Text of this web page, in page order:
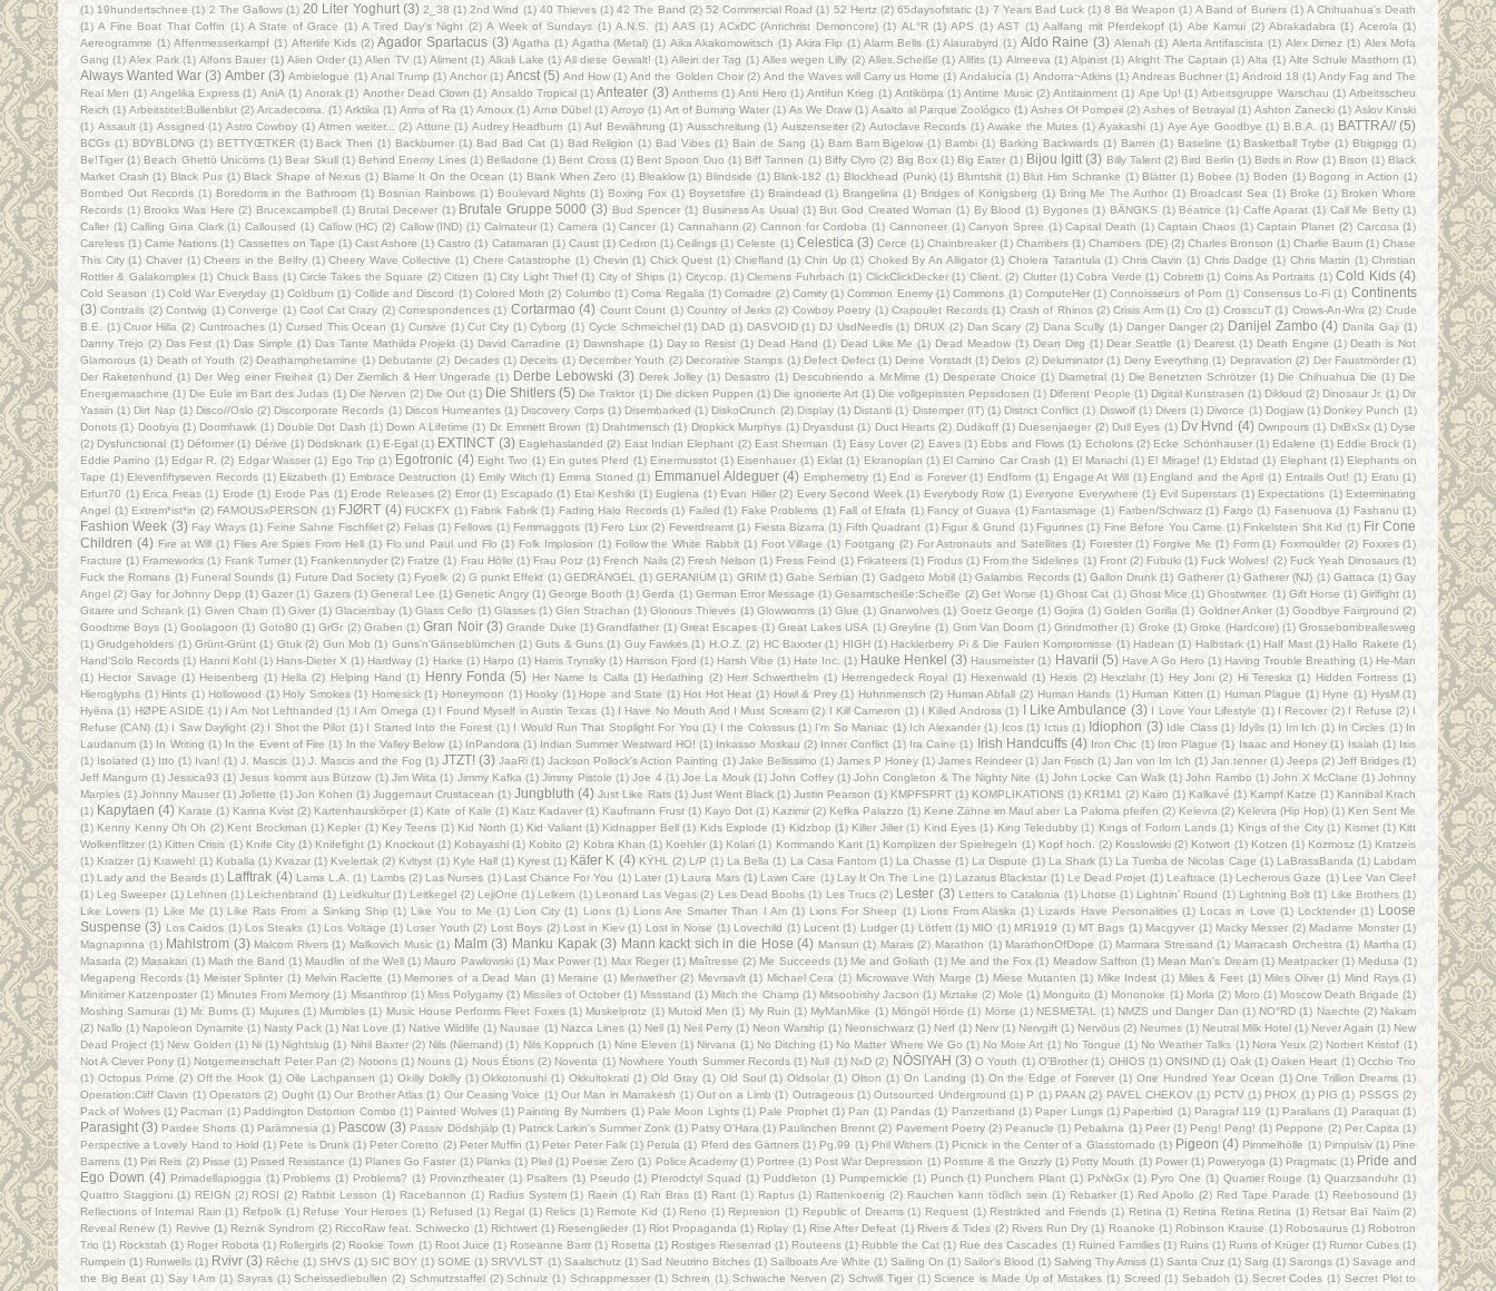
(1) 19hundertschnee (1) 2 The Gallows (1) 20 Liter Yoghurt (3) 2_38 (1) 2nd Wind (1) 40 Thieves (1) 42 The Band (2) 52 Commercial Road (1) 52 Hertz (2) 65daysofstatic (1) 7 Years Bad Luck (1) 8 Bit Weapon (1) A Band of Buriers (1) A Chihuahua's Death
(1) A Fine Boat That Coffin (1) A State of Grace (1) A Tired Day's Night (2) A Week of Sundays (1) A.N.S. (1) AAS (1) ACxDC (Antichrist Demoncore) (1) AL°R (1) APS (1) AST (1) Aalfang mit Pferdekopf (1) Abe Kamui (2) Abrakadabra (1) Acerola (1)
Aereogramme (1) Affenmesserkampf (1) Afterlife Kids (2) Agador Spartacus (3) Agatha (1) Agatha (Metal) (1) Aika Akakomowitsch (1) Akira Flip (1) Alarm Bells (1) Alaurabyrd (1) Aldo Raine (3) Alenah (1) Alerta Antifascista (1) Alex Dimez (1) Alex Mofa
Gang (1) Alex Park (1) Alfons Bauer (1) Alien Order (1) Alien TV (1) Aliment (1) Alkali Lake (1) All diese Gewalt! (1) Allein der Tag (1) Alles wegen Lilly (2) Alles.Scheiße (1) Allfits (1) Almeeva (1) Alpinist (1) Alright The Captain (1) Alta (1) Alte Schule Masthorn (1)
Always Wanted War (3) Amber (3) Ambielogue (1) Anal Trump (1) Anchor (1) Ancst (5) And How (1) And the Golden Choir (2) And the Waves will Carry us Home (1) Andalucía (1) Andorra~Atkins (1) Andreas Buchner (1) Android 18 (1) Andy Fag and The
Real Men (1) Angelika Express (1) AniA (1) Anorak (1) Another Dead Clown (1) Ansaldo Tropical (1) Anteater (3) Anthems‎ (1) Anti Hero (1) Antifun Krieg (1) Antikörpa (1) Antime Music (2) Antitainment (1) Ape Up! (1) Arbeitsgruppe Warschau (1) Arbeitsscheu
Reich (1) Arbeitstitel:Bullenblut (2) Arcadecoma. (1) Arktika (1) Arms of Ra (1) Arnoux (1) Arnø Dübel (1) Arroyo (1) Art of Burning Water (1) As We Draw (1) Asalto al Parque Zoológico (1) Ashes Of Pompeii (2) Ashes of Betrayal (1) Ashton Zanecki (1) Aslov Kinski
(1) Assault‎ (1) Assigned (1) Astro Cowboy (1) Atmen weiter... (2) Attune (1) Audrey Headburn (1) Auf Bewährung (1) Ausschreitung (1) Auszenseiter (2) Autoclave Records (1) Awake the Mutes (1) Ayakashi (1) Aye Aye Goodbye (1) B.B.A. (1) BATTRA// (5)
BCGs (1) BDYBLDNG (1) BETTYŒTKER (1) Back Then (1) Backburner (1) Bad Bad Cat (1) Bad Religion (1) Bad Vibes (1) Bain de Sang (1) Bam Bam Bigelow (1) Bambi (1) Barking Backwards (1) Barren (1) Baseline (1) Basketball Trybe (1) Bbigpigg (1)
Be!Tiger (1) Beach Ghettö Unicörns (1) Bear Skull (1) Behind Enemy Lines (1) Belladone (1) Bent Cross (1) Bent Spoon Duo (1) Biff Tannen (1) Biffy Clyro (2) Big Box (1) Big Eater (1) Bijou Igitt (3) Billy Talent (2) Bird Berlin (1) Birds in Row (1) Bison (1) Black
Market Crash (1) Black Pus (1) Black Shape of Nexus (1) Blame It On the Ocean (1) Blank When Zero (1) Bleaklow (1) Blindside (1) Blink-182 (1) Blockhead (Punk) (1) Bluntshit (1) Blut Hirn Schranke (1) Blätter (1) Bobee (1) Boden (1) Bogong in Action (1)
Bombed Out Records (1) Boredoms in the Bathroom (1) Bosnian Rainbows (1) Boulevard Nights (1) Boxing Fox (1) Boysetsfire (1) Braindead (1) Brangelina (1) Bridges of Königsberg (1) Bring Me The Author (1) Broadcast Sea (1) Broke (1) Broken Whore
Records (1) Brooks Was Here (2) Brucexcampbell (1) Brutal Deceiver (1) Brutale Gruppe 5000 (3) Bud Spencer (1) Business As Usual (1) But God Created Woman (1) By Blood (1) Bygones (1) BÄNGKS (1) Béatrice (1) Caffe Aparat (1) Call Me Betty (1)
Caller (1) Calling Gina Clark (1) Calloused (1) Callow (HC) (2) Callow (IND) (1) Calmateur (1) Camera (1) Cancer (1) Cannahann (2) Cannon for Cordoba (1) Cannoneer (1) Canyon Spree (1) Capital Death‎ (1) Captain Chaos (1) Captain Planet (2) Carcosa (1)
Careless (1) Carrie Nations (1) Cassettes on Tape (1) Cast Ashore (1) Castro (1) Catamaran (1) Caust (1) Cedron (1) Ceilings (1) Celeste (1) Celestica (3) Cerce (1) Chainbreaker (1) Chambers (1) Chambers (DE) (2) Charles Bronson (1) Charlie Baum (1) Chase
This City (1) Chaver (1) Cheers in the Belfry (1) Cheery Wave Collective (1) Chere Catastrophe (1) Chevin (1) Chick Quest (1) Chiefland (1) Chin Up (1) Choked By An Alligator (1) Cholera Tarantula (1) Chris Clavin (1) Chris Dadge (1) Chris Martin (1) Christian
Rottler & Galakomplex (1) Chuck Bass (1) Circle Takes the Square (2) Citizen (1) City Light Thief (1) City of Ships (1) Citycop. (1) Clemens Fuhrbach (1) ClickClickDecker (1) Client. (2) Clutter (1) Cobra Verde (1) Cobretti (1) Coins As Portraits (1) Cold Kids (4)
Cold Season (1) Cold War Everyday (1) Coldburn (1) Collide and Discord (1) Colored Moth (2) Columbo (1) Coma Regalia (1) Comadre (2) Comity (1) Common Enemy (1) Commons (1) ComputeHer (1) Connoisseurs of Porn (1) Consensus Lo-Fi (1) Continents
(3) Contrails (2) Contwig (1) Converge (1) Cool Cat Crazy (2) Correspondences (1) Cortarmao (4) Count Count (1) Country of Jerks (2) Cowboy Poetry (1) Crapoulet Records (1) Crash of Rhinos (2) Crisis Arm (1) Cro (1) CrosscuT (1) Crows-An-Wra (2) Crude
B.E.
(1) Cruor Hilla (2) Cuntroaches (1) Cursed This Ocean (1) Cursive (1) Cut City (1) Cyborg (1) Cycle Schmeichel (1) DAD (1) DASVOID (1) DJ UsdNeedls (1) DRUX (2) Dan Scary (2) Dana Scully (1) Danger Danger (2) Danijel Zambo (4) Danila Gaji (1)
Danny Trejo (2) Das Fest (1) Das Simple (1) Das Tante Mathilda Projekt (1) David Carradine (1) Dawnshape (1) Day to Resist (1) Dead Hand (1) Dead Like Me (1) Dead Meadow (1) Dean Dirg (1) Dear Seattle (1) Dearest (1) Death Engine (1) Death is Not
Glamorous (1) Death of Youth (2) Deathamphetamine (1) Debutante (2) Decades (1) Deceits (1) December Youth (2) Decorative Stamps (1) Defect Defect (1) Deine Vorstadt (1) Delos (2) Deluminator (1) Deny Everything (1) Depravation (2) Der Faustmörder (1)
Der Raketenhund (1) Der Weg einer Freiheit (1) Der Ziemlich & Herr Ungerade (1) Derbe Lebowski (3) Derek Jolley (1) Desastro (1) Descubriendo a Mr.Mime (1) Desperate Choice (1) Diametral (1) Die Benetzten Schrötzer (1) Die Chihuahua Die (1) Die
Energiemaschine (1) Die Eule im Bart des Judas (1) Die Nerven (2) Die Out (1) Die Shitlers (5) Die Traktor (1) Die dicken Puppen (1) Die ignorierte Art (1) Die vollgepissten Pepsidosen (1) Diferent People (1) Digital Kunstrasen (1) Dikloud (2) Dinosaur Jr. (1) Dir
Yassin (1) Dirt Nap (1) Disco//Oslo (2) Discorporate Records (1) Discos Humeantes (1) Discovery Corps (1) Disembarked (1) DiskoCrunch (2) Display (1) Distanti (1) Distemper (IT) (1) District Conflict (1) Diswolf (1) Divers (1) Divorce (1) Dogjaw (1) Donkey Punch (1)
Donots (1) Doobyis (1) Doomhawk (1) Double Dot Dash (1) Down A Lifetime (1) Dr. Emmett Brown (1) Drahtmensch (1) Dropkick Murphys (1) Dryasdust (1) Duct Hearts (2) Dudikoff (1) Duesenjaeger (2) Dull Eyes (1) Dv Hvnd (4) Dwnpours (1) DxBxSx (1) Dyse
(2) Dysfunctional (1) Déformer (1) Dérive (1) Dödsknark (1) E-Egal (1) EXTINCT (3) Eaglehaslanded (2) East Indian Elephant (2) East Sherman (1) Easy Lover (2) Eaves (1) Ebbs and Flows (1) Echolons (2) Ecke Schönhauser (1) Edalene (1) Eddie Brock (1)
Eddie Parrino (1) Edgar R. (2) Edgar Wasser (1) Ego Trip (1) Egotronic (4) Eight Two (1) Ein gutes Pferd (1) Einermusstot (1) Eisenhauer (1) Eklat (1) Ekranoplan (1) El Camino Car Crash (1) El Mariachi (1) El Mirage! (1) Eldstad (1) Elephant (1) Elephants on
Tape (1) Elevenfiftyseven Records (1) Elizabeth (1) Embrace Destruction (1) Emily Witch (1) Emma Stoned (1) Emmanuel Aldeguer (4) Emphemetry (1) End is Forever (1) Endform (1) Engage At Will (1) England and the April (1) Entrails Out! (1) Eratu (1)
Erfurt70 (1) Erica Freas (1) Erode (1) Erode Pas (1) Erode Releases (2) Error (1) Escapado (1) Etai Keshiki (1) Euglena (1) Evan Hiller (2) Every Second Week (1) Everybody Row (1) Everyone Everywhere (1) Evil Superstars (1) Expectations (1) Exterminating
Angel (1) Extrem*ist*in (2) FAMOUSxPERSON (1) FJØRT (4) FUCKFX (1) Fabrik Fabrik (1) Fading Halo Records (1) Failed (1) Fake Problems (1) Fall of Efrafa (1) Fancy of Guava (1) Fantasmage (1) Farben/Schwarz (1) Fargo (1) Fasenuova (1) Fashanu (1)
Fashion Week (3) Fay Wrays (1) Feine Sahne Fischfilet (2) Felias (1) Fellows (1) Femmaggots (1) Fero Lux (2) Feverdreamt (1) Fiesta Bizarra (1) Fifth Quadrant (1) Figur & Grund (1) Figurines (1) Fine Before You Came (1) Finkelstein Shit Kid (1) Fir Cone
Children (4) Fire at Will (1) Flies Are Spies From Hell (1) Flo und Paul und Flo (1) Folk Implosion (1) Follow the White Rabbit (1) Foot Village (1) Footgang (2) For Astronauts and Satellites (1) Forester (1) Forgive Me (1) Form (1) Foxmoulder (2) Foxxes (1)
Fracture (1) Frameworks (1) Frank Turner (1) Frankensnyder (2) Fratze (1) Frau Hölle (1) Frau Potz (1) French Nails (2) Fresh Nelson (1) Fress Feind (1) Frikateers (1) Frodus (1) From the Sidelines (1) Front (2) Fubuki (1) Fuck Wolves! (2) Fuck Yeah Dinosaurs (1)
Fuck the Romans (1) Funeral Sounds (1) Future Dad Society (1) Fyoelk (2) G punkt Effekt (1) GEDRÄNGEL (1) GERANIÜM (1) GRIM (1) Gabe Serbian (1) Gadgeto Mobil (1) Galambis Records (1) Gallon Drunk (1) Gatherer (1) Gatherer (NJ) (1) Gattaca (1) Gay
Angel (2) Gay for Johnny Depp (1) Gazer (1) Gazers (1) General Lee (1) Genetic Angry‎ (1) George Booth (1) Gerda (1) German Error Message (1) Gesamtscheiße:Scheiße (2) Get Worse (1) Ghost Cat (1) Ghost Mice (1) Ghostwriter. (1) Gift Horse (1) Girlfight (1)
Gitarre und Schrank (1) Given Chain (1) Giver (1) Glaciersbay (1) Glass Cello (1) Glasses (1) Glen Strachan (1) Glorious Thieves (1) Glowworms (1) Glue (1) Gnarwolves (1) Goetz George (1) Gojira (1) Golden Gorilla (1) Goldner Anker (1) Goodbye Fairground (2)
Goodtime Boys (1) Goolagoon (1) Goto80 (1) GrGr (2) Graben (1) Gran Noir (3) Grande Duke (1) Grandfather (1) Great Escapes (1) Great Lakes USA (1) Greyline (1) Grim Van Doom (1) Grindmother (1) Groke (1) Groke (Hardcore) (1) Grossebombeallesweg
(1) Grudgeholders (1) Grünt-Grünt (1) Gtuk (2) Gun Mob (1) Guns'n'Gänseblümchen (1) Guts & Guns (1) Guy Fawkes (1) H.O.Z. (2) HC Baxxter (1) HIGH (1) Hacklerberry Pi & Die Faulen Kompromisse (1) Hadean (1) Halbstark (1) Half Mast (1) Hallo Rakete (1)
Hand'Solo Records (1) Hanni Kohl (1) Hans-Dieter X (1) Hardway (1) Harke (1) Harpo (1) Harris Trynsky (1) Harrison Fjord (1) Harsh Vibe (1) Hate Inc. (1) Hauke Henkel (3) Hausmeister (1) Havarii (5) Have A Go Hero (1) Having Trouble Breathing (1) He-Man
(1) Hector Savage (1) Heisenberg (1) Hella (2) Helping Hand (1) Henry Fonda (5) Her Name Is Calla (1) Herlathing (2) Herr Schwerthelm (1) Herrengedeck Royal (1) Hexenwald (1) Hexis (2) Hexzlahr (1) Hey Joni (2) Hi Tereska (1) Hidden Fortress (1)
Hieroglyphs (1) Hints (1) Hollowood (1) Holy Smokes (1) Homesick (1) Honeymoon (1) Hooky (1) Hope and State (1) Hot Hot Heat (1) Howl & Prey (1) Huhnmensch (2) Human Abfall (2) Human Hands (1) Human Kitten (1) Human Plague (1) Hyne (1) HysM (1)
Hyëna (1) HØPE ASIDE (1) I Am Not Lefthanded (1) I Am Omega (1) I Found Myself in Austin Texas (1) I Have No Mouth And I Must Scream (2) I Kill Cameron (1) I Killed Andross (1) I Like Ambulance (3) I Love Your Lifestyle (1) I Recover (2) I Refuse (2) I
Refuse (CAN) (1) I Saw Daylight (2) I Shot the Pilot (1) I Started Into the Forest (1) I Would Run That Stoplight For You (1) I the Colossus (1) I'm So Maniac (1) Ich Alexander (1) Icos (1) Ictus (1) Idiophon (3) Idle Class (1) Idylls (1) Im Ich (1) In Circles (1) In
Laudanum (1) In Writing (1) In the Event of Fire (1) In the Valley Below (1) InPandora (1) Indian Summer Westward HO! (1) Inkasso Moskau (2) Inner Conflict (1) Ira Caine (1) Irish Handcuffs (4) Iron Chic (1) Iron Plague (1) Isaac and Honey (1) Isaiah (1) Isis
(1) Isolated (1) Itto (1) Ivan! (1) J. Mascis (1) J. Mascis and the Fog (1) JTZT! (3) JaaRi (1) Jackson Pollock's Action Painting (1) Jake Bellissimo (1) James P Honey (1) James Reindeer (1) Jan Frisch (1) Jan von Im Ich (1) Jan.tenner (1) Jeeps (2) Jeff Bridges (1)
Jeff Mangum (1) Jessica93 (1) Jesus kommt aus Bützow (1) Jim Wiita (1) Jimmy Kafka (1) Jimmy Pistole (1) Joe 4 (1) Joe La Mouk (1) John Coffey (1) John Congleton & The Nighty Nite (1) John Locke Can Walk (1) John Rambo (1) John X McClane (1) Johnny
Marples (1) Johnny Mauser (1) Joliette (1) Jon Kohen (1) Juggernaut Crustacean (1) Jungbluth (4) Just Like Rats (1) Just Went Black (1) Justin Pearson (1) KMPFSPRT (1) KOMPLIKATIONS (1) KR1M1 (2) Kairo (1) Kalkavé (1) Kampf Katze (1) Kannibal Krach
(1) Kapytaen (4) Karate (1) Karina Kvist (2) Kartenhauskörper (1) Kate of Kale (1) Katz Kadaver (1) Kaufmann Frust (1) Kayo Dot (1) Kazimir (2) Kefka Palazzo (1) Keine Zähne im Maul aber La Paloma pfeifen (2) Kelevra (2) Kelevra (Hip Hop) (1) Ken Sent Me
(1) Kenny Kenny Oh Oh (2) Kent Brockman (1) Kepler (1) Key Teens (1) Kid North (1) Kid Valiant (1) Kidnapper Bell (1) Kids Explode (1) Kidzbop (1) Killer Jiller (1) Kind Eyes (1) King Teledubby (1) Kings of Forlorn Lands (1) Kings of the City (1) Kismet (1) Kitt
Wolkenflitzer (1) Kitten Crisis (1) Knife City (1) Knifefight (1) Knockout (1) Kobayashi (1) Kobito (2) Kobra Khan (1) Koehler (1) Kolari (1) Kommando Kant (1) Komplizen der Spielregeln (1) Kopf hoch. (2) Kosslowski (2) Kotwort (1) Kotzen (1) Kozmosz (1) Kratzeis
(1) Kratzer (1) Krawehl (1) Kuballa (1) Kvazar (1) Kvelertak (2) Kvltyst (1) Kyle Hall (1) Kyrest (1) Käfer K (4) KŸHL (2) L/P‎ (1) La Bella (1) La Casa Fantom (1) La Chasse (1) La Dispute (1) La Shark (1) La Tumba de Nicolas Cage (1) LaBrassBanda (1) Labdam
(1) Lady and the Beards‎ (1) Lafftrak (4) Lama L.A. (1) Lambs (2) Las Nurses (1) Last Chance For You (1) Later (1) Laura Mars (1) Lawn Care (1) Lay It On The Line (1) Lazarus Blackstar (1) Le Dead Projet (1) Leaftrace (1) Lecherous Gaze (1) Lee Van Cleef
(1) Leg Sweeper (1) Lehnen (1) Leichenbrand (1) Leidkultur (1) Leitkegel (2) LejiOne (1) Lelkem (1) Leonard Las Vegas (2) Les Dead Boobs (1) Les Trucs (2) Lester (3) Letters to Catalonia (1) Lhotse (1) Lightnin' Round (1) Lightning Bolt (1) Like Brothers (1)
Like Lovers (1) Like Me‎ (1) Like Rats From a Sinking Ship (1) Like You to Me (1) Lion City (1) Lions (1) Lions Are Smarter Than I Am (1) Lions For Sheep (1) Lions From Alaska (1) Lizards Have Personalities (1) Locas in Love (1) Locktender (1) Loose
Suspense (3) Los Caidos (1) Los Steaks (1) Los Voltage (1) Loser Youth (2) Lost Boys (2) Lost in Kiev (1) Lost in Noise (1) Lovechild (1) Lucent (1) Ludger (1) Lötfett (1) MIO (1) MR1919 (1) MT Bags (1) Macgyver (1) Macky Messer (2) Madame Monster (1)
Magnapinna (1) Mahlstrom (3) Malcom Rivers (1) Malkovich Music (1) Malm (3) Manku Kapak (3) Mann kackt sich in die Hose (4) Mansun (1) Marais (2) Marathon (1) MarathonOfDope (1) Marmara Streisand (1) Marracash Orchestra (1) Martha (1)
Masada (2) Masakari (1) Math the Band (1) Maudlin of the Well (1) Mauro Pawlowski (1) Max Power (1) Max Rieger (1) Maîtresse (2) Me Succeeds (1) Me and Goliath (1) Me and the Fox (1) Meadow Saffron (1) Mean Man's Dream (1) Meatpacker (1) Medusa (1)
Megapeng Records (1) Meister Splinter (1) Melvin Raclette (1) Memories of a Dead Man (1) Meraine (1) Meriwether (2) Mevrsavlt (1) Michael Cera (1) Microwave With Marge (1) Miese Mutanten (1) Mike Indest (1) Miles & Feet (1) Miles Oliver (1) Mind Rays (1)
Minitimer Katzenposter (1) Minutes From Memory (1) Misanthrop (1) Miss Polygamy (1) Missiles of October (1) Missstand (1) Mitch the Champ (1) Mitsoobishy Jacson (1) Miztake (2) Mole (1) Monguito (1) Mononoke (1) Morla (2) Moro (1) Moscow Death Brigade (1)
Moshing Samurai (1) Mr. Burns (1) Mujures (1) Mumbles (1) Music House Performs Fleet Foxes (1) Muskelprotz (1) Mutoid Men (1) My Ruin (1) MyManMike (1) Möngöl Hörde (1) Mörse (1) NESMETAL (1) NMZS und Danger Dan (1) NO°RD (1) Naechte (2) Nakam
(2) Nallo (1) Napoleon Dynamite (1) Nasty Pack (1) Nat Love (1) Native Wildlife (1) Nausae (1) Nazca Lines (1) Neil (1) Neil Perry (1) Neon Warship (1) Neonschwarz (1) Nerf (1) Nerv (1) Nervgift (1) Nervöus (2) Neumes (1) Neutral Milk Hotel (1) Never Again (1) New
Dead Project (1) New Golden (1) Ni (1) Nightslug (1) Nihil Baxter (2) Nils (Niemand) (1) Nils Koppruch (1) Nine Eleven (1) Nirvana (1) No Ditching (1) No Matter Where We Go (1) No More Art (1) No Tongue (1) No Weather Talks (1) Nora Yeux (2) Norbert Kristof (1)
Not A Clever Pony (1) Notgemeinschaft Peter Pan (2) Notions (1) Nouns (1) Nous Étions (2) Noventa (1) Nowhere Youth Summer Records (1) Null (1) NxD (2) NŌSIYAH (3) O Youth (1) O'Brother (1) OHIOS (1) ONSIND (1) Oak (1) Oaken Heart (1) Occhio Trio
(1) Octopus Prime (2) Off the Hook (1) Oile Lachpansen (1) Okilly Dokilly (1) Okkotonushi (1) Okkultokrati (1) Old Gray (1) Old Soul (1) Oldsolar (1) Olson (1) On Landing (1) On the Edge of Forever (1) One Hundred Year Ocean (1) One Trillion Dreams (1)
Operation:Cliff Clavin (1) Operators (2) Ought (1) Our Brother Atlas (1) Our Ceasing Voice (1) Our Man in Marrakesh (1) Out on a Limb (1) Outrageous (1) Outsourced Underground (1) P (1) PAAN (2) PAVEL CHEKOV (1) PCTV (1) PHOX (1) PIG (1) PSSGS (2)
Pack of Wolves (1) Pacman (1) Paddington Distortion Combo (1) Painted Wolves (1) Painting By Numbers (1) Pale Moon Lights (1) Pale Prophet (1) Pan (1) Pandas (1) Panzerband (1) Paper Lungs (1) Paperbird (1) Paragraf 119 (1) Paralians (1) Paraquat (1)
Parasight (3) Pardee Shorts (1) Parämnesia (1) Pascow (3) Passiv Dödshjälp (1) Patrick Larkin's Summer Zonk (1) Patsy O'Hara (1) Paulinchen Brennt (2) Pavement Poetry (2) Peanucle (1) Pebaluna (1) Peer (1) Peng! Peng! (1) Peppone (2) Per Capita (1)
Perspective a Lovely Hand to Hold (1) Pete is Drunk (1) Peter Coretto (2) Peter Muffin (1) Peter Peter Falk (1) Petula (1) Pferd des Gärtners (1) Pg.99 (1) Phil Withers (1) Picnick in the Center of a Glasstornado (1) Pigeon (4) Pimmelhölle (1) Pimpulsiv (1) Pine
Barrens (1) Piri Reis (2) Pisse (1) Pissed Resistance (1) Planes Go Faster (1) Planks (1) Pleil (1) Poesie Zero (1) Police Academy (1) Portree (1) Post War Depression (1) Posture & the Grizzly (1) Potty Mouth (1) Power (1) Poweryoga (1) Pragmatic (1) Pride and
Ego Down (4) Primadellapioggia (1) Problems (1) Problems? (1) Provinztheater (1) Psalters (1) Pseudo (1) Pterodctyl Squad (1) Puddleton (1) Pumpernickle (1) Punch (1) Punchers Plant (1) PxNxGx (1) Pyro One (1) Quartier Rouge (1) Quarzsanduhr (1)
Quattro Staggioni (1) REIGN (2) ROSI (2) Rabbit Lesson (1) Racebannon (1) Radius System (1) Raein (1) Rah Bras (1) Rant (1) Raptus (1) Rattenkoenig (2) Rauchen kann tödlich sein (1) Rebarker (1) Red Apollo (2) Red Tape Parade (1) Reebosound (1)
Reflections of Internal Rain (1) Refpolk (1) Refuse Your Heroes (1) Refused (1) Regal (1) Relics (1) Remote Kid (1) Reno (1) Represion (1) Republic of Dreams (1) Request (1) Restrikted and Friends (1) Retina (1) Retina Retina Retina (1) Retsar Baï Naïm (2)
Reveal Renew (1) Revive (1) Reznik Syndrom (2) RiccoRaw feat. Schiwecko (1) Richtwert (1) Riesenglieder (1) Riot Propaganda (1) Riplay (1) Rise After Defeat (1) Rivers & Tides (2) Rivers Run Dry (1) Roanoke (1) Robinson Krause (1) Robosaurus (1) Robotron
Trio (1) Rockstah (1) Roger Robota (1) Rollergirls (2) Rookie Town (1) Root Juice (1) Roseanne Barrr (1) Rosetta (1) Rostiges Riesenrad (1) Routeens (1) Rubble the Cat (1) Rue des Cascades (1) Ruined Families (1) Ruins (1) Ruins of Krüger (1) Rumor Cubes (1)
Rumpeln (1) Runwells (1) Rvivr (3) Rêche (1) SHVS (1) SIC BOY (1) SOME (1) SRVVLST (1) Saalschutz (1) Sad Neutrino Bitches (1) Sailboats Are White (1) Sailing On (1) Sailor's Blood (1) Salving Thy Amiss (1) Santa Cruz (1) Sarg (1) Sarongs (1) Savage and
the Big Beat (1) Say I Am (1) Sayras (1) Scheissediebullen (2) Schmutzstaffel (2) Schnulz (1) Schrappmesser (1) Schrein (1) Schwache Nerven (2) Schwill Tiger (1) Science is Made Up of Mistakes (1) Screed (1) Sebadoh (1) Secret Codes (1) Secret Plot to